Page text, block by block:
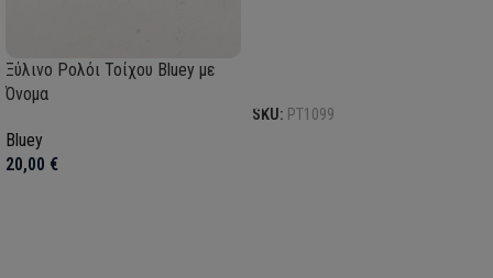
Ξύλινο Ρολόι Τοίχου Bluey με
Όνομα
Bluey
20,00 €
SKU: PT1099